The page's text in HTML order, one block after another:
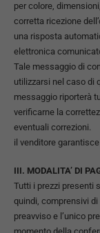
per colore,
corretta ricezione
una risposta
elettronica
Tale messaggio di
utilizzarsi nel caso di
messaggio riporterà
verificarne la
eventuali correzioni.
il venditore
III. MODALITA’ DI
Tutti i prezzi presenti
quindi, comprensivi
preavviso e l’unico